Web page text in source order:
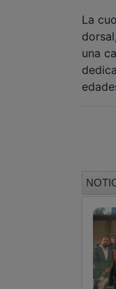
La
una